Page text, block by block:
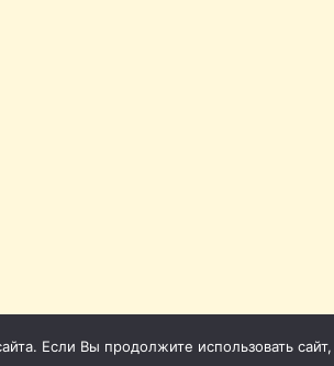
Если Вы продолжите использовать сайт,